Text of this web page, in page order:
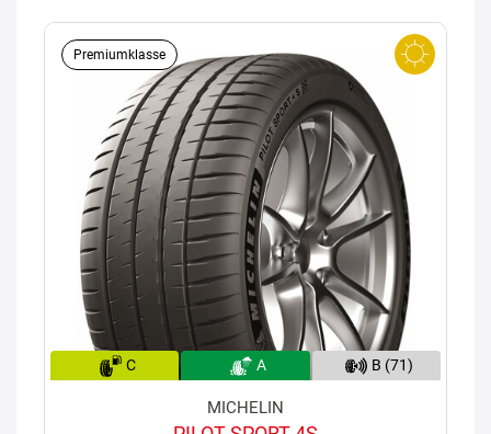
Premiumklasse
C A B (71)
MICHELIN